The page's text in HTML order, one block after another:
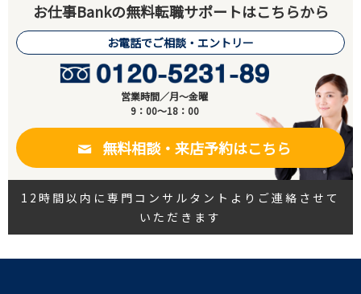
お仕事Bankの無料転職サポートはこちらから
お電話でご相談・エントリー
営業時間／月～金曜
9：00～18：00
無料相談・来店予約はこちら
12時間以内に専門コンサルタントよりご連絡させて
いただきます